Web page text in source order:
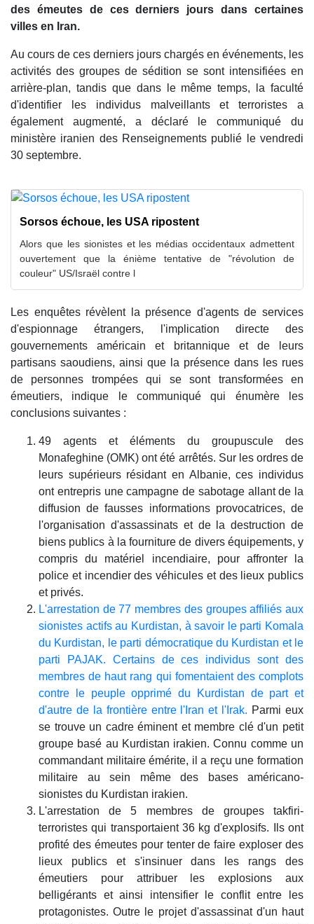
des émeutes de ces derniers jours dans certaines
villes en Iran.
Au cours de ces derniers jours chargés en événements, les
activités des groupes de sédition se sont intensifiées en
arrière-plan, tandis que dans le même temps, la faculté
d'identifier les individus malveillants et terroristes a
également augmenté, a déclaré le communiqué du
ministère iranien des Renseignements publié le vendredi
30 septembre.
Sorsos échoue, les USA ripostent
Alors que les sionistes et les médias occidentaux admettent
ouvertement que la énième tentative de "révolution de
couleur" US/Israël contre l
Les enquêtes révèlent la présence d'agents de services
d'espionnage étrangers, l'implication directe des
gouvernements américain et britannique et de leurs
partisans saoudiens, ainsi que la présence dans les rues
de personnes trompées qui se sont transformées en
émeutiers, indique le communiqué qui énumère les
conclusions suivantes :
49 agents et éléments du groupuscule des
Monafeghine (OMK) ont été arrêtés. Sur les ordres de
leurs supérieurs résidant en Albanie, ces individus
ont entrepris une campagne de sabotage allant de la
diffusion de fausses informations provocatrices, de
l'organisation d'assassinats et de la destruction de
biens publics à la fourniture de divers équipements, y
compris du matériel incendiaire, pour affronter la
police et incendier des véhicules et des lieux publics
et privés.
L'arrestation de 77 membres des groupes affiliés aux
sionistes actifs au Kurdistan, à savoir le parti Komala
du Kurdistan, le parti démocratique du Kurdistan et le
parti PAJAK. Certains de ces individus sont des
membres de haut rang qui fomentaient des complots
contre le peuple opprimé du Kurdistan de part et
d'autre de la frontière entre l'Iran et l'Irak. Parmi eux
se trouve un cadre éminent et membre clé d'un petit
groupe basé au Kurdistan irakien. Connu comme un
commandant militaire émérite, il a reçu une formation
militaire au sein même des bases américano-
sionistes du Kurdistan irakien.
L'arrestation de 5 membres de groupes takfiri-
terroristes qui transportaient 36 kg d'explosifs. Ils ont
profité des émeutes pour tenter de faire exploser des
lieux publics et s'insinuer dans les rangs des
émeutiers pour attribuer les explosions aux
belligérants et ainsi intensifier le conflit entre les
protagonistes. Outre le projet d'assassinat d'un haut